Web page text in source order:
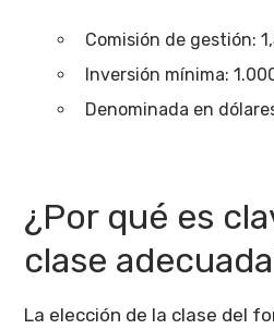
Comisión de gestión:
Inversión mínima:
Denominada en
¿Por qué es
clase
La elección de la clase del